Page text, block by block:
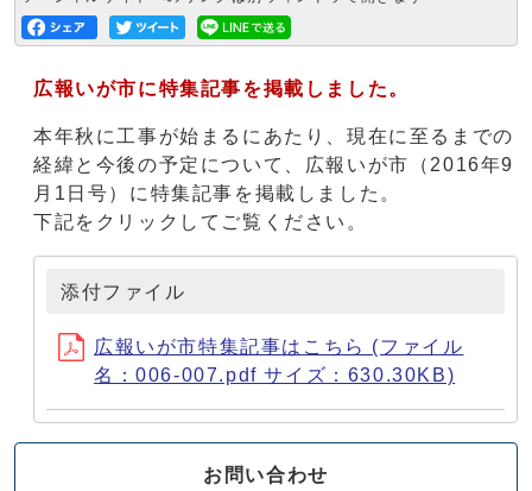
広報いが市に特集記事を掲載しました。
本年秋に工事が始まるにあたり、現在に至るまでの
経緯と今後の予定について、広報いが市（2016年9
月1日号）に特集記事を掲載しました。
下記をクリックしてご覧ください。
添付ファイル
広報いが市特集記事はこちら (ファイル
名：006-007.pdf サイズ：630.30KB)
お問い合わせ